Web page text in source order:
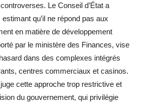
Le Conseil d’État a
qu’il ne répond pas aux
en matière de développement
par le ministère des Finances, vise
dans des complexes intégrés
centres commerciaux et casinos.
cette approche trop restrictive et
du gouvernement, qui privilégie